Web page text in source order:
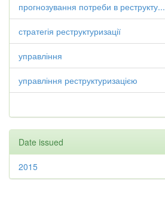
прогнозування потреби в реструкту...
стратегія реструктуризації
управління
управління реструктуризацією
Date issued
2015